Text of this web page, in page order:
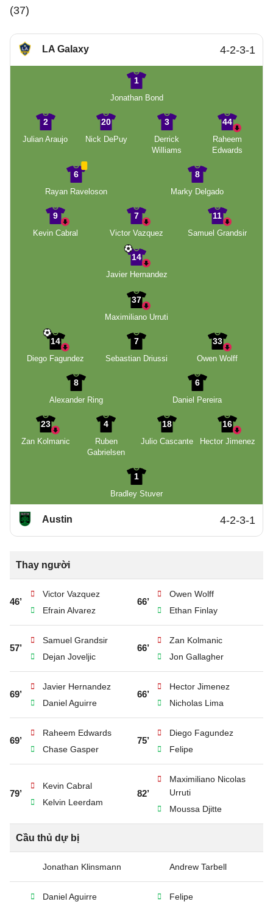
(37)
LA Galaxy 4-2-3-1
1
Jonathan Bond
2
Julian Araujo
20
Nick DePuy
3
Derrick
Williams
44
Raheem
Edwards
6
Rayan Raveloson
8
Marky Delgado
9
Kevin Cabral
7
Victor Vazquez
11
Samuel Grandsir
14
Javier Hernandez
37
Maximiliano Urruti
14
Diego Fagundez
7
Sebastian Driussi
33
Owen Wolff
8
Alexander Ring
6
Daniel Pereira
23
Zan Kolmanic
4
Ruben
Gabrielsen
18
Julio Cascante
16
Hector Jimenez
1
Bradley Stuver
Austin 4-2-3-1
Thay người
46’
Victor Vazquez
Efrain Alvarez
66’
Owen Wolff
Ethan Finlay
57’
Samuel Grandsir
Dejan Joveljic
66’
Zan Kolmanic
Jon Gallagher
69’
Javier Hernandez
Daniel Aguirre
66’
Hector Jimenez
Nicholas Lima
69’
Raheem Edwards
Chase Gasper
75’
Diego Fagundez
Felipe
79’
Kevin Cabral
Kelvin Leerdam
82’
Maximiliano Nicolas
Urruti
Moussa Djitte
Cầu thủ dự bị
Jonathan Klinsmann Andrew Tarbell
Daniel Aguirre Felipe